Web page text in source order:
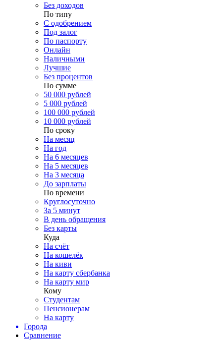
Без доходов
По типу
С одобрением
Под залог
По паспорту
Онлайн
Наличными
Лучшие
Без процентов
По сумме
50 000 рублей
5 000 рублей
100 000 рублей
10 000 рублей
По сроку
На месяц
На год
На 6 месяцев
На 5 месяцев
На 3 месяца
До зарплаты
По времени
Круглосуточно
За 5 минут
В день обращения
Без карты
Куда
На счёт
На кошелёк
На киви
На карту сбербанка
На карту мир
Кому
Студентам
Пенсионерам
На карту
Города
Сравнение